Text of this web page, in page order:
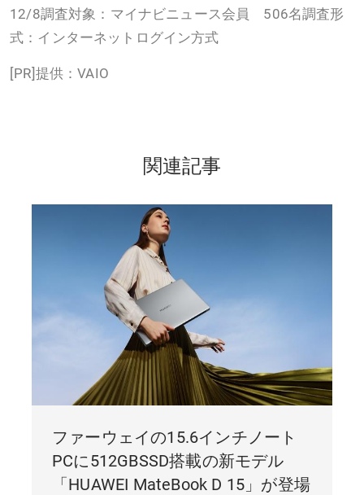
12/8調査対象：マイナビニュース会員 506名調査形
式：インターネットログイン方式
[PR]提供：VAIO
関連記事
ファーウェイの15.6インチノート
PCに512GBSSD搭載の新モデル
「HUAWEI MateBook D 15」が登場